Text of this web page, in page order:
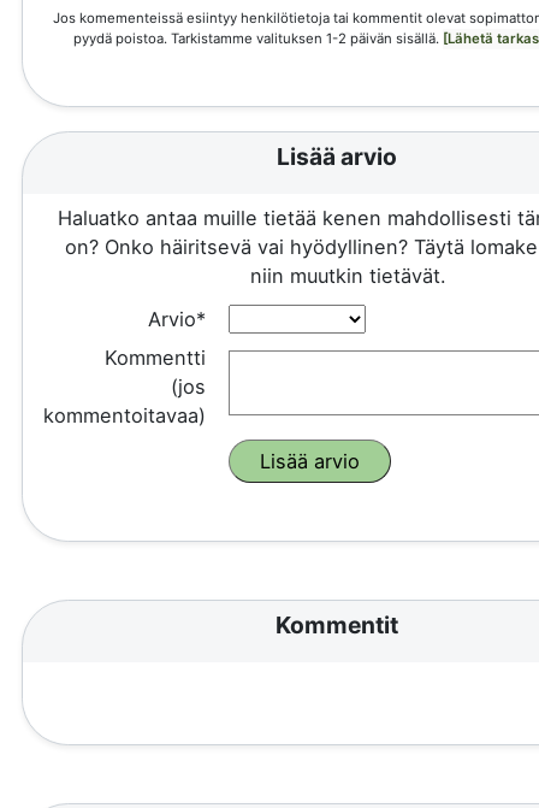
Jos komementeissä esiintyy henkilötietoja tai kommentit olevat
pyydä poistoa. Tarkistamme valituksen 1-2 päivän sisällä. [Lähetä
Lisää arvio
Haluatko antaa muille tietää kenen mahdollisesti
on? Onko häiritsevä vai hyödyllinen? Täytä
niin muutkin tietävät.
Arvio*
Kommentti
(jos
kommentoitavaa)
Kommentit